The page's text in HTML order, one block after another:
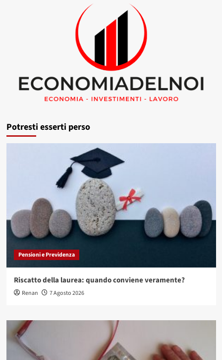
Potresti esserti perso
Pensioni e Previdenza
Riscatto della laurea: quando conviene veramente?
Renan 7 Agosto 2026